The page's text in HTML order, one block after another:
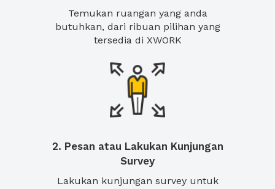
Temukan ruangan yang anda
butuhkan, dari ribuan pilihan yang
tersedia di XWORK
2. Pesan atau Lakukan Kunjungan
Survey
Lakukan kunjungan survey untuk